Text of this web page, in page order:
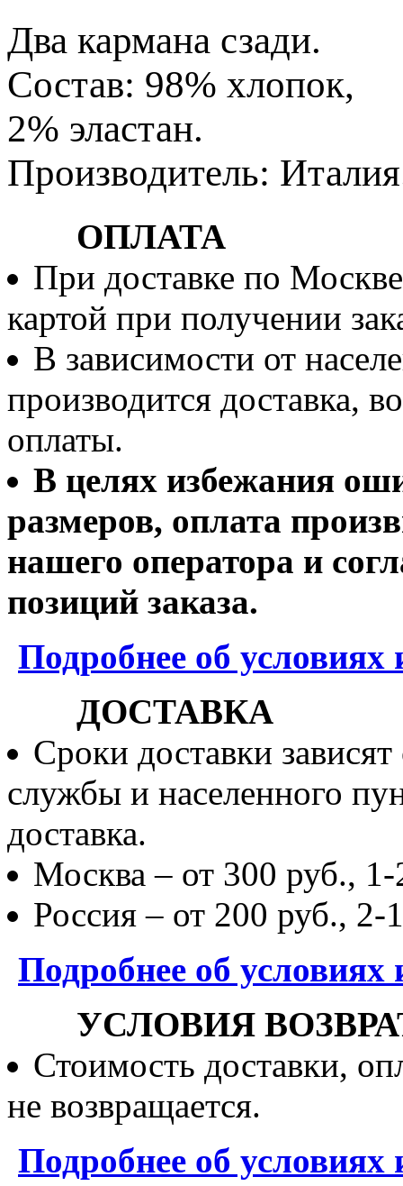
Два кармана сзади.
Состав: 98% хлопок,
2% эластан.
Производитель:
ОПЛАТА
При доставке по
картой при получении
В зависимости от
производится доставка,
оплаты.
В целях избежания
размеров, оплата
нашего оператора и
позиций заказа.
Подробнее об
ДОСТАВКА
Сроки доставки
службы и населенного
доставка.
Москва – от 300 руб.,
Россия – от 200 руб., 2-
Подробнее об условиях
УСЛОВИЯ
Стоимость доставки,
не возвращается.
Подробнее об условиях